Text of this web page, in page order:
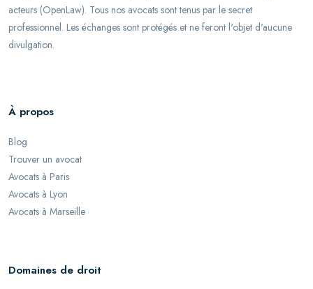
acteurs (OpenLaw). Tous nos avocats sont tenus par le secret
professionnel. Les échanges sont protégés et ne feront l'objet d'aucune
divulgation.
À propos
Blog
Trouver un avocat
Avocats à Paris
Avocats à Lyon
Avocats à Marseille
Domaines de droit